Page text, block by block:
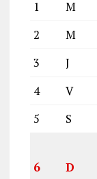
1 M
2
M
3
J
4
V
5
S
6 D